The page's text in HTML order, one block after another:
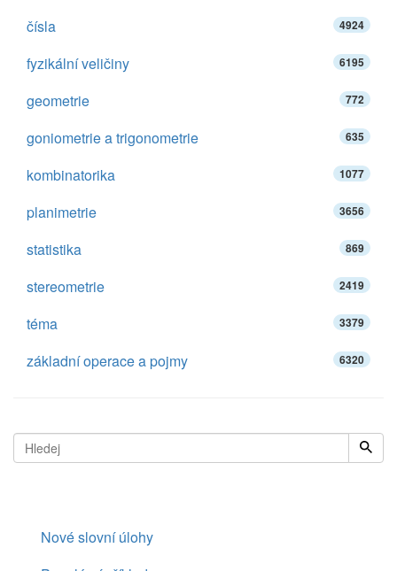
čísla 4924
fyzikální veličiny 6195
geometrie 772
goniometrie a trigonometrie 635
kombinatorika 1077
planimetrie 3656
statistika 869
stereometrie 2419
téma 3379
základní operace a pojmy 6320
Nové slovní úlohy